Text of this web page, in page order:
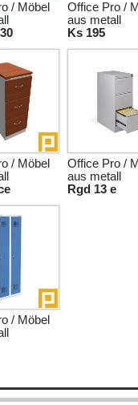
/ Möbel
Office Pro /
aus metall
Ks 195
/ Möbel
Office Pro /
aus metall
Rgd 13 e
/ Möbel